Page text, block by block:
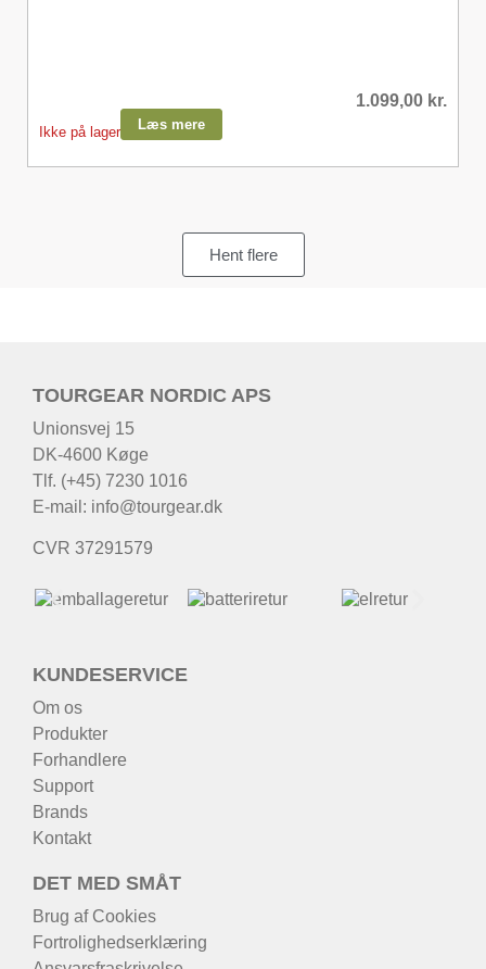
1.099,00 kr.
Ikke på lager Læs mere
Hent flere
TOURGEAR NORDIC APS
Unionsvej 15
DK-4600 Køge
Tlf. (+45) 7230 1016
E-mail: info@tourgear.dk
CVR 37291579
KUNDESERVICE
Om os
Produkter
Forhandlere
Support
Brands
Kontakt
DET MED SMÅT
Brug af Cookies
Fortrolighedserklæring